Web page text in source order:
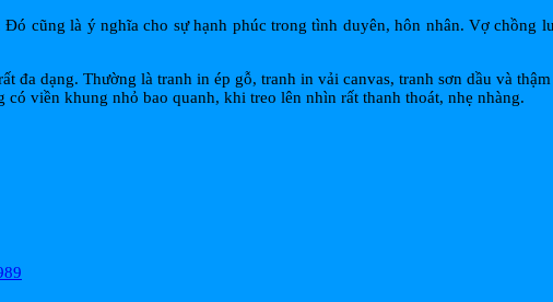
cũng là ý nghĩa cho sự hạnh phúc trong tình duyên, hôn nhân. Vợ chồng
đa dạng. Thường là tranh in ép gỗ, tranh in vải canvas, tranh sơn dầu và
viền khung nhỏ bao quanh, khi treo lên nhìn rất thanh thoát, nhẹ nhàng.